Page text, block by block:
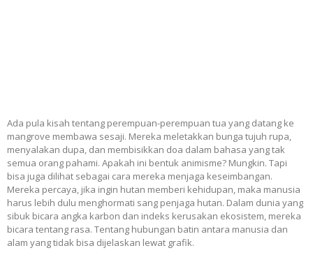
Ada pula kisah tentang perempuan-perempuan tua yang datang ke
mangrove membawa sesaji. Mereka meletakkan bunga tujuh rupa,
menyalakan dupa, dan membisikkan doa dalam bahasa yang tak
semua orang pahami. Apakah ini bentuk animisme? Mungkin. Tapi
bisa juga dilihat sebagai cara mereka menjaga keseimbangan.
Mereka percaya, jika ingin hutan memberi kehidupan, maka manusia
harus lebih dulu menghormati sang penjaga hutan. Dalam dunia yang
sibuk bicara angka karbon dan indeks kerusakan ekosistem, mereka
bicara tentang rasa. Tentang hubungan batin antara manusia dan
alam yang tidak bisa dijelaskan lewat grafik.